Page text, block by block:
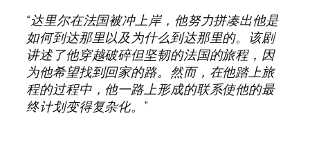
“达里尔在法国被冲上岸，他努力拼凑出他是
如何到达那里以及为什么到达那里的。该剧
讲述了他穿越破碎但坚韧的法国的旅程，因
为他希望找到回家的路。然而，在他踏上旅
程的过程中，他一路上形成的联系使他的最
终计划变得复杂化。”